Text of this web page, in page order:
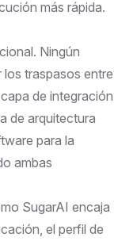
más rápida.
Ningún
traspasos entre
de integración
de arquitectura
para la
ambas
SugarAI encaja
, el perfil de